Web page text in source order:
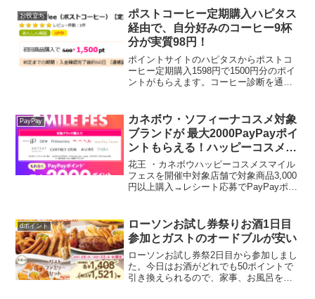
お役立ち
ポストコーヒー定期購入ハピタス
経由で、自分好みのコーヒー9杯
分が実質98円！
ポイントサイトのハピタスからポストコ
ーヒー定期購入1598円で1500円分のポイ
ントがもらえます。コーヒー診断を通し
するパーソナライズコーヒーのサブス
ク。 わたしも以...
PayPay
カネボウ・ソフィーナコスメ対象
ブランドが 最大2000PayPayポイ
ントもらえる！ハッピーコスメス
マイルフェス
花王 ・カネボウハッピーコスメスマイル
フェスを開催中対象店舗で対象商品3,000
円以上購入→レシート応募でPayPayポイ
なりますよ～【コース】1.合計3,000...
dポイント
ローソンお試し券祭りお酒1日目
参加とガストのオードブルが安い
ローソンお試し券祭2日目から参加しまし
た。今日はお酒がどれでも50ポイントで
引き換えられるので、家事、お風呂を済